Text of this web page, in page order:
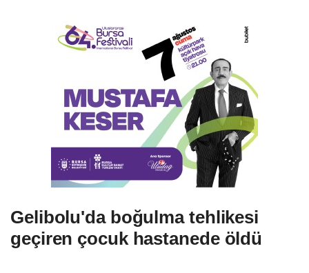
Gelibolu'da boğulma tehlikesi
geçiren çocuk hastanede öldü